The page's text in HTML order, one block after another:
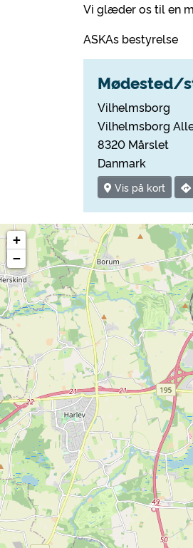
Vi glæder os til en
ASKAs bestyrelse
Mødested/
Vilhelmsborg
Vilhelmsborg
8320 Mårslet
Danmark
Vis på kort
+
−